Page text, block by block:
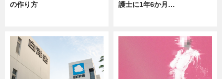
の作り方
護士に1年6か月…